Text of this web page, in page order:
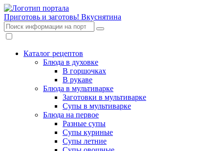
Приготовь и заготовь! Вкуснятина
Каталог рецептов
Блюда в духовке
В горшочках
В рукаве
Блюда в мультиварке
Заготовки в мультиварке
Супы в мультиварке
Блюда на первое
Разные супы
Супы куриные
Супы летние